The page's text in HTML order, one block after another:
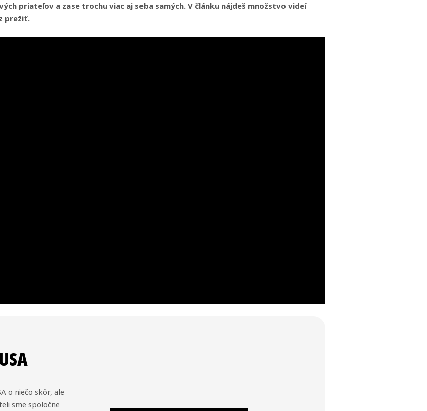
priateľov a zase trochu viac aj seba samých. V článku nájdeš množstvo videí
prežiť.
o niečo skôr, ale
sme spoločne